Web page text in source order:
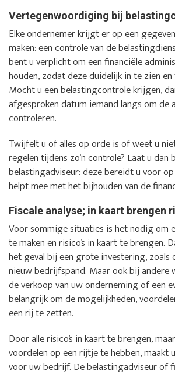
Vertegenwoordiging bij
Elke ondernemer krijgt er op een
maken: een controle van de
bent u verplicht om een financiële
houden, zodat deze duidelijk in te zien
Mocht u een belastingcontrole krijgen,
afgesproken datum iemand langs om
controleren.
Twijfelt u of alles op orde is of weet u
regelen tijdens zo’n controle? Laat u dan
belastingadviseur: deze bereidt u voor
helpt mee met het bijhouden van de
Fiscale analyse; in kaart brengen
Voor sommige situaties is het nodig om
te maken en risico’s in kaart te brengen.
het geval bij een grote investering, zoals
nieuw bedrijfspand. Maar ook bij andere
de verkoop van uw onderneming of een
belangrijk om de mogelijkheden,
een rij te zetten.
Door alle risico’s in kaart te brengen,
voordelen op een rijtje te hebben, maakt
voor uw bedrijf. De belastingadviseur of